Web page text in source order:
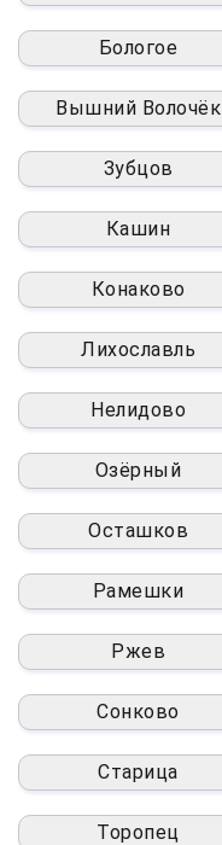
Бологое
Вышний Волочёк
Зубцов
Кашин
Конаково
Лихославль
Нелидово
Озёрный
Осташков
Рамешки
Ржев
Сонково
Старица
Торопец